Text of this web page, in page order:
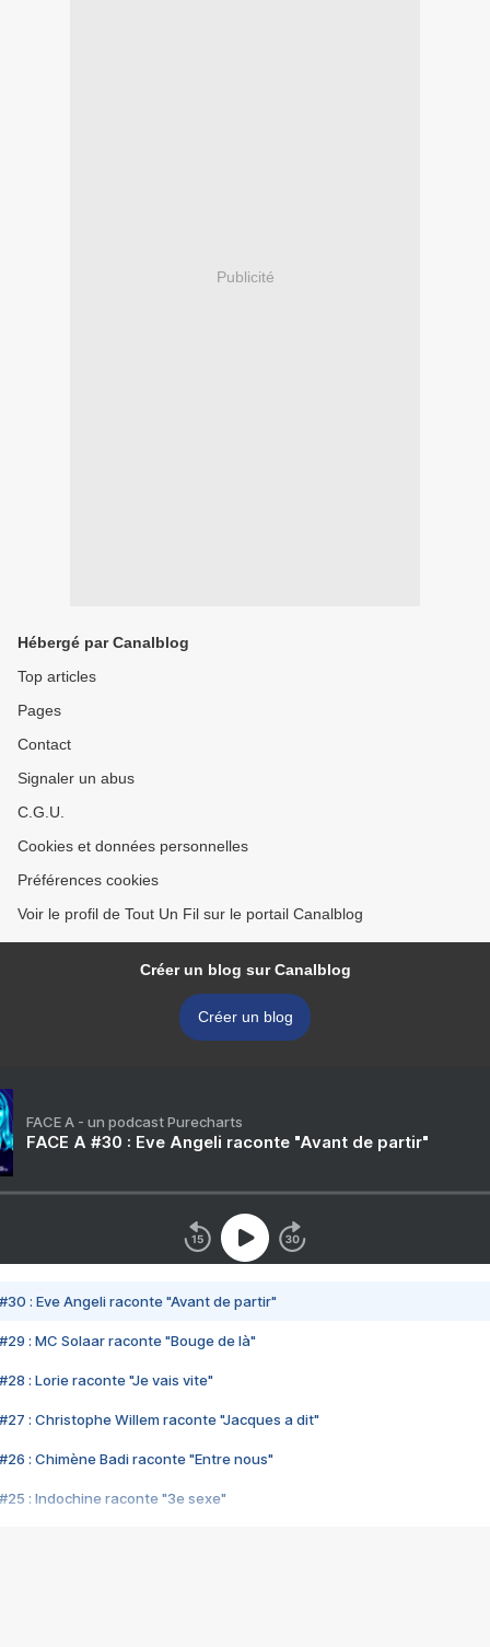
Publicité
Hébergé par Canalblog
Top articles
Pages
Contact
Signaler un abus
C.G.U.
Cookies et données personnelles
Préférences cookies
Voir le profil de Tout Un Fil sur le portail Canalblog
Créer un blog sur Canalblog
Créer un blog
FACE A - un podcast Purecharts
FACE A #30 : Eve Angeli raconte "Avant de partir"
#30 : Eve Angeli raconte "Avant de partir"
#29 : MC Solaar raconte "Bouge de là"
#28 : Lorie raconte "Je vais vite"
#27 : Christophe Willem raconte "Jacques a dit"
#26 : Chimène Badi raconte "Entre nous"
#25 : Indochine raconte "3e sexe"